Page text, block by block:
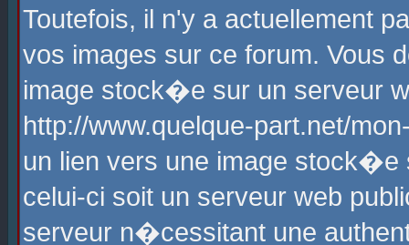
Toutefois, il n'y a actuellement
vos images sur ce forum. Vous
image stock�e sur un serveur
http://www.quelque-part.net/
un lien vers une image
celui-ci soit un serveur web
serveur n�cessitant une